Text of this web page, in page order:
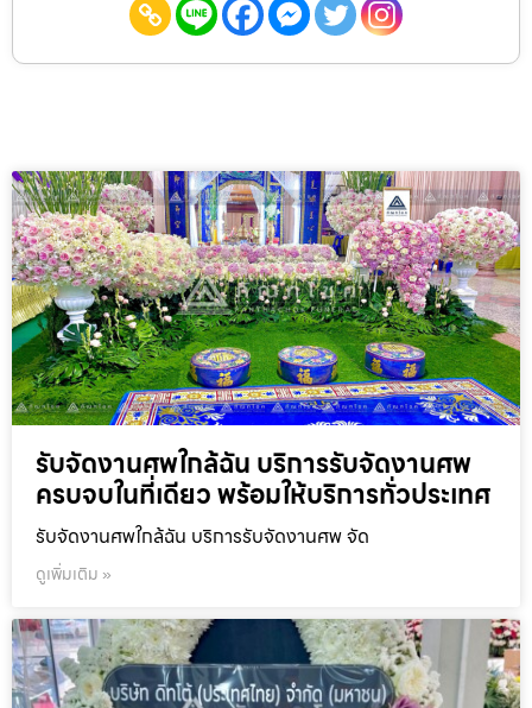
รับจัดงานศพใกล้ฉัน บริการรับจัดงานศพ
ครบจบในที่เดียว พร้อมให้บริการทั่วประเทศ
รับจัดงานศพใกล้ฉัน บริการรับจัดงานศพ จัด
ดูเพิ่มเติม »